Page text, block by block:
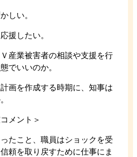
しい。
援したい。
産業被害者の相談や支援を行
でいいのか。
画を作成する時期に、知事は
メント＞
たこと、職員はショックを受
頼を取り戻すために仕事にま